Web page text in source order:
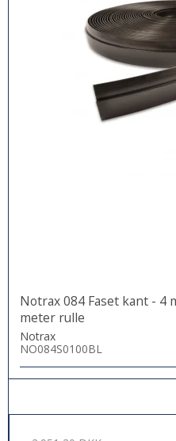
Notrax 084 Faset kant - 4
meter rulle
Notrax
NO084S0100BL